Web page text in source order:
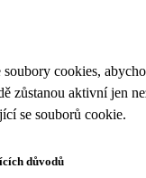
cookies,
zůstanou aktivní jen
se souborů cookie.
důvodů